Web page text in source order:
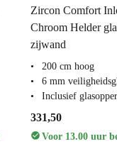
Zircon Comfort
Chroom Helder
zijwand
200 cm hoog
6 mm
Inclusief
331,50
Voor 13.00 uur